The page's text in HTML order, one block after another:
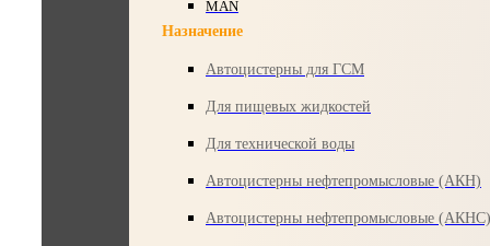
MAN
Назначение
Автоцистерны для ГСМ
Для пищевых жидкостей
Для технической воды
Автоцистерны нефтепромысловые (АКН)
Автоцистерны нефтепромысловые (АКНС)